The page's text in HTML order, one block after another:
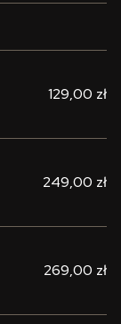
129,00 zł
249,00 zł
269,00 zł